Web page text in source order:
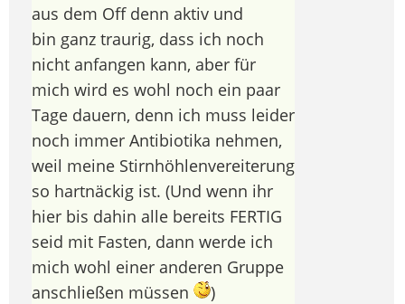
aus dem Off denn aktiv und
bin ganz traurig, dass ich noch
nicht anfangen kann, aber für
mich wird es wohl noch ein paar
Tage dauern, denn ich muss leider
noch immer Antibiotika nehmen,
weil meine Stirnhöhlenvereiterung
so hartnäckig ist. (Und wenn ihr
hier bis dahin alle bereits FERTIG
seid mit Fasten, dann werde ich
mich wohl einer anderen Gruppe
anschließen müssen
)